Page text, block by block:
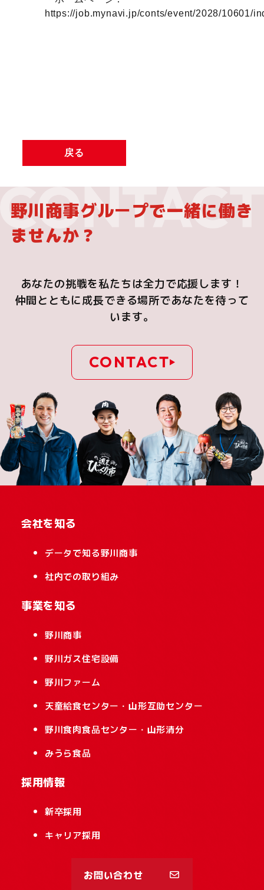
https://job.mynavi.jp/conts/event/2028/10601/
戻る
野川商事グループで一緒に働き
ませんか？
あなたの挑戦を私たちは全力で応援します！
仲間とともに成長できる場所であなたを待って
います。
CONTACT
会社を知る
データで知る野川商事
社内での取り組み
事業を知る
野川商事
野川ガス住宅設備
野川ファーム
天童給食センター・山形互助センター
野川食肉食品センター・山形清分
みうら食品
採用情報
新卒採用
キャリア採用
お問い合わせ